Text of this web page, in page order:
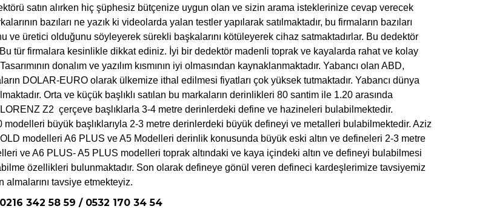
satın alırken hiç şüphesiz bütçenize uygun olan ve sizin arama isteklerinize cevap verecek
bazıları ne yazık ki videolarda yalan testler yapılarak satılmaktadır, bu firmaların bazıları
üretici olduğunu söyleyerek sürekli başkalarını kötüleyerek cihaz satmaktadırlar. Bu dedektör
Bu tür firmalara kesinlikle dikkat ediniz. İyi bir dedektör madenli toprak ve kayalarda rahat ve kolay
donalım ve yazılım kısmının iyi olmasından kaynaklanmaktadır. Yabancı olan ABD,
DOLAR-EURO olarak ülkemize ithal edilmesi fiyatları çok yüksek tutmaktadır. Yabancı dünya
Orta ve küçük başlıklı satılan bu markaların derinlikleri 80 santim ile 1.20 arasında
Z2 çerçeve başlıklarla 3-4 metre derinlerdeki define ve hazineleri bulabilmektedir.
büyük başlıklarıyla 2-3 metre derinlerdeki büyük defineyi ve metalleri bulabilmektedir. Aziz
modelleri A6 PLUS ve A5 Modelleri derinlik konusunda büyük eski altın ve defineleri 2-3 metre
ve A6 PLUS- A5 PLUS modelleri toprak altındaki ve kaya içindeki altın ve defineyi bulabilmesi
özellikleri bulunmaktadır. Son olarak defineye gönül veren defineci kardeşlerimize tavsiyemiz
tavsiye etmekteyiz.
0216 342 58 59 / 0532 170 34 54